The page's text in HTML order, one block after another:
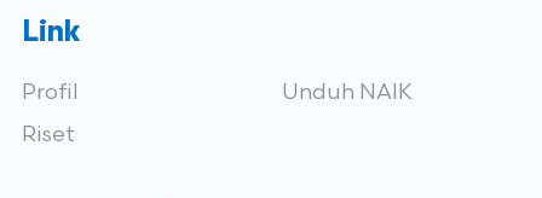
Link
Profil
Riset
Unduh NAIK